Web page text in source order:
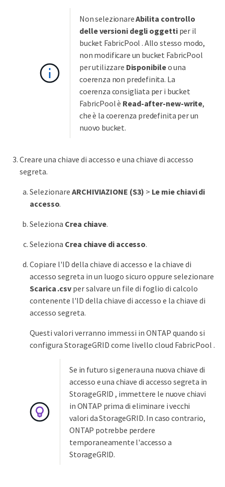
Non selezionareAbilita controllo
delle versioni degli oggettiper il
bucket FabricPool . Allo stesso modo,
non modificare un bucket FabricPool
per utilizzare Disponibileo una
coerenza non predefinita. La
coerenza consigliata per i bucket
FabricPool è Read-after-new-write,
che è la coerenza predefinita per un
nuovo bucket.
Creare una chiave di accesso e una chiave di accesso
segreta.
Selezionare ARCHIVIAZIONE (S3) > Le mie chiavi di
accesso.
Seleziona Crea chiave.
Seleziona Crea chiave di accesso.
Copiare l'ID della chiave di accesso e la chiave di
accesso segreta in un luogo sicuro oppure selezionare
Scarica .csv per salvare un file di foglio di calcolo
contenente l'ID della chiave di accesso e la chiave di
accesso segreta.
Questi valori verranno immessi in ONTAP quando si
configura StorageGRID come livello cloud FabricPool .
Se in futuro si genera una nuova chiave di
accesso e una chiave di accesso segreta in
StorageGRID , immettere le nuove chiavi
in ​​ONTAP prima di eliminare i vecchi
valori da StorageGRID. In caso contrario,
ONTAP potrebbe perdere
temporaneamente l'accesso a
StorageGRID.